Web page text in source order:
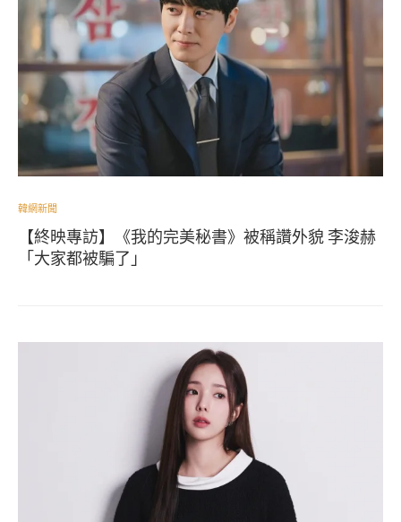
韓網新聞
【終映專訪】《我的完美秘書》被稱讚外貌 李浚赫
「大家都被騙了」